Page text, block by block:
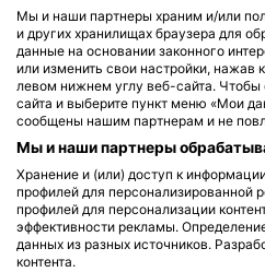
Alamy-WaterFrame
112
Мы и наши партнеры храним и/или
и других хранилищах браузера для
данные на основании законного
или изменить свои настройки, нажав
левом нижнем углу веб-сайта. Чтобы
сайта и выберите пункт меню «Мои
сообщены нашим партнерам и не
Мы и наши партнеры
Хранение и (или) доступ к
профилей для персонализированной
профилей для персонализации
эффективности рекламы.
данных из разных источников.
контента.